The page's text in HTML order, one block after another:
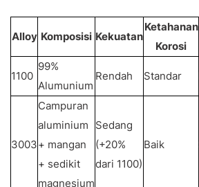
Alloy Komposisi Kekuatan
Ketahanan
Korosi
1100
99%
Alumunium
Rendah Standar
3003
Campuran
aluminium
+ mangan
+ sedikit
magnesium
Sedang
(+20%
dari 1100)
Baik